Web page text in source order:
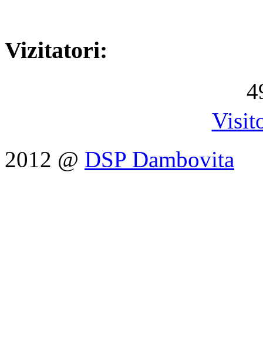
Vizitatori:
4
2012 @ DSP Dambovita